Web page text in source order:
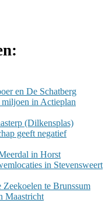
en De Schatberg
in Actieplan
(Dilkensplas)
geeft negatief
in Horst
in Stevensweert
te Brunssum
Maastricht